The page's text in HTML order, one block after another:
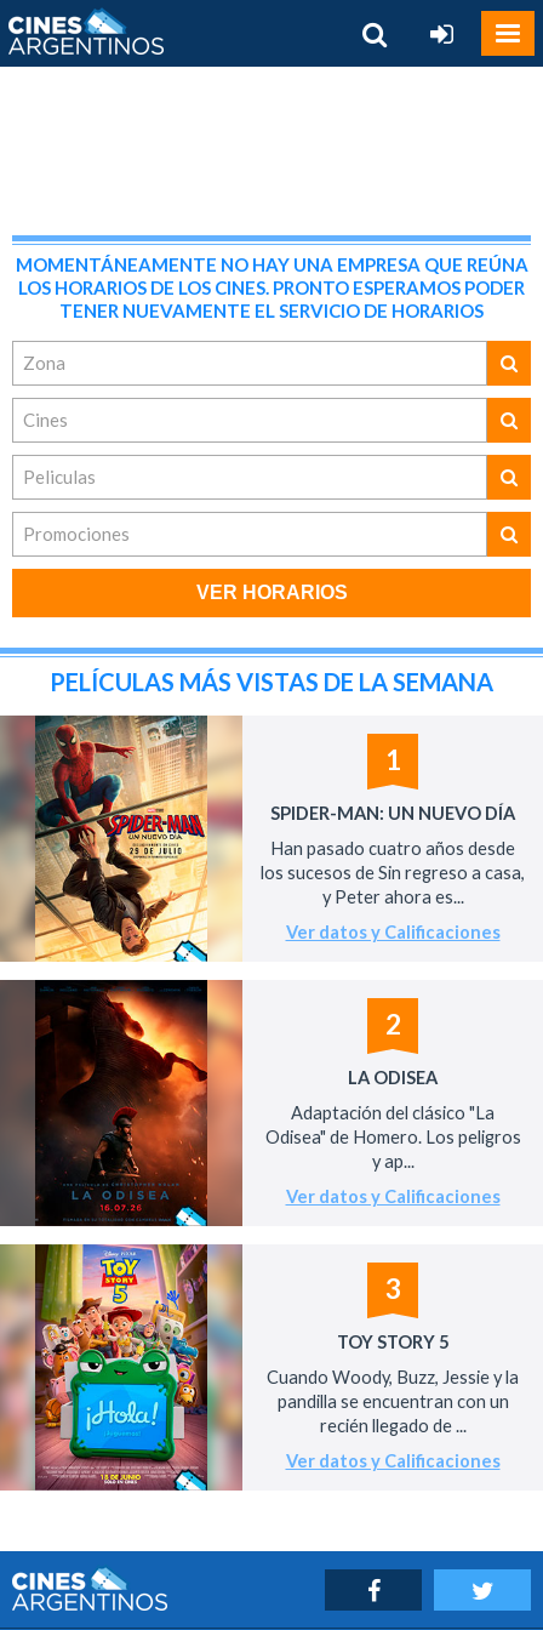
MOMENTÁNEAMENTE NO HAY UNA EMPRESA QUE REÚNA
LOS HORARIOS DE LOS CINES. PRONTO ESPERAMOS PODER
TENER NUEVAMENTE EL SERVICIO DE HORARIOS
Zona
Cines
Peliculas
Promociones
VER HORARIOS
PELÍCULAS MÁS VISTAS DE LA SEMANA
1
SPIDER-MAN: UN NUEVO DÍA
Han pasado cuatro años desde
los sucesos de Sin regreso a casa,
y Peter ahora es...
Ver datos y Calificaciones
2
LA ODISEA
Adaptación del clásico "La
Odisea" de Homero. Los peligros
y ap...
Ver datos y Calificaciones
3
TOY STORY 5
Cuando Woody, Buzz, Jessie y la
pandilla se encuentran con un
recién llegado de ...
Ver datos y Calificaciones